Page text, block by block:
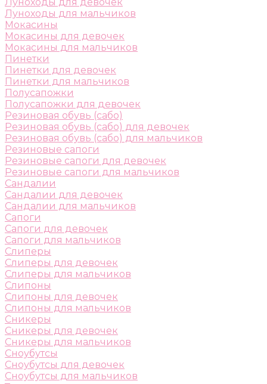
Луноходы для мальчиков
Мокасины
Мокасины для девочек
Мокасины для мальчиков
Пинетки
Пинетки для девочек
Пинетки для мальчиков
Полусапожки
Полусапожки для девочек
Резиновая обувь (сабо)
Резиновая обувь (сабо) для девочек
Резиновая обувь (сабо) для мальчиков
Резиновые сапоги
Резиновые сапоги для девочек
Резиновые сапоги для мальчиков
Сандалии
Сандалии для девочек
Сандалии для мальчиков
Сапоги
Сапоги для девочек
Сапоги для мальчиков
Слиперы
Слиперы для девочек
Слиперы для мальчиков
Слипоны
Слипоны для девочек
Слипоны для мальчиков
Сникеры
Сникеры для девочек
Сникеры для мальчиков
Сноубутсы
Сноубутсы для девочек
Сноубутсы для мальчиков